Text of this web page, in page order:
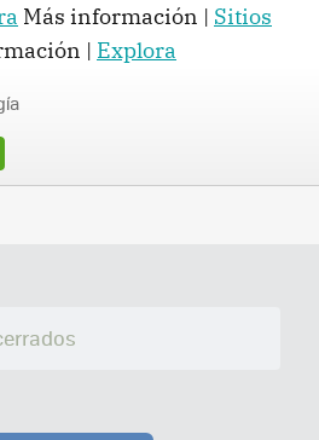
Más información | Sitios
| Explora